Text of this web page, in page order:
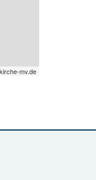
mv.de